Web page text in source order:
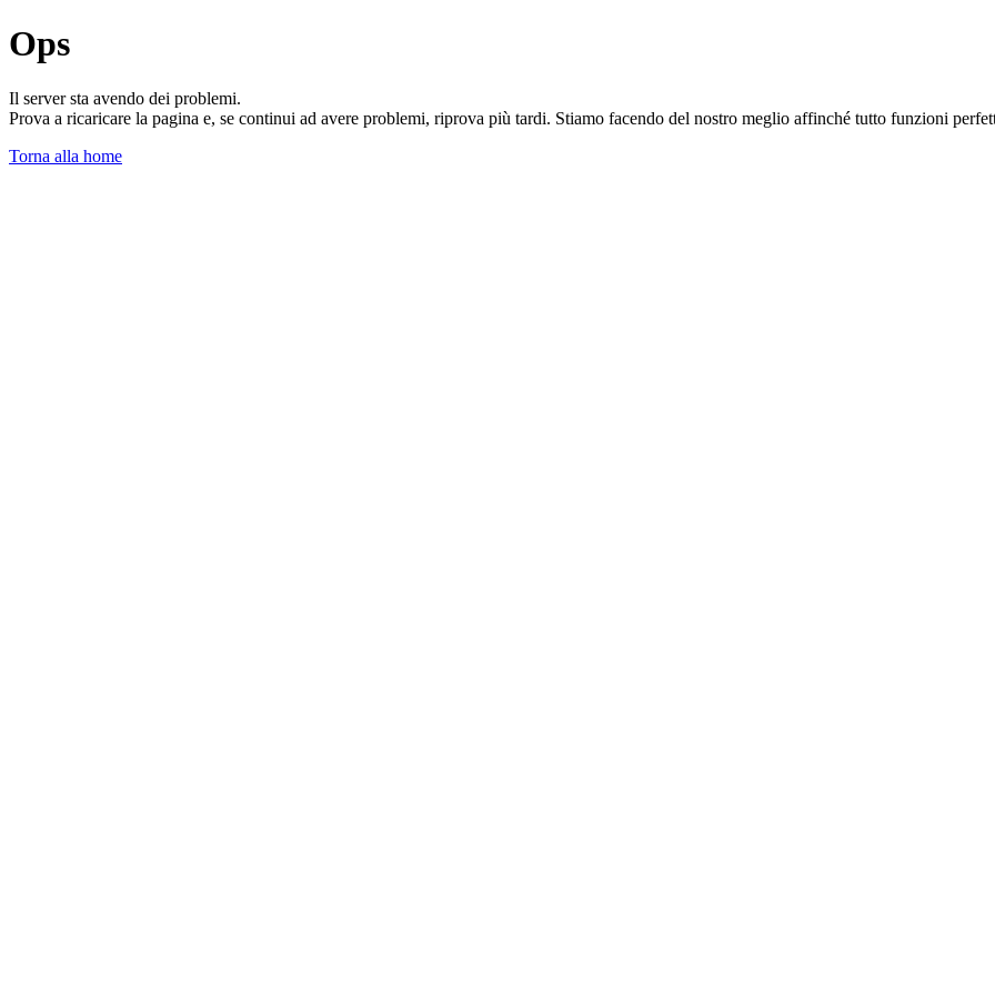
Ops
Il server sta avendo dei problemi.
Prova a ricaricare la pagina e, se continui ad avere problemi, riprova più tardi. Stiamo facendo del nostro meglio affinché tutto funzioni
Torna alla home